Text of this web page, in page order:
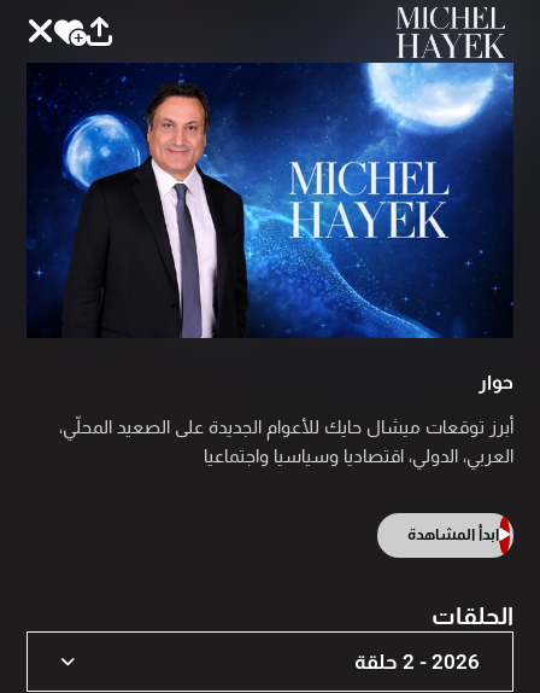
حوار
أبرز توقعات ميشال حايك للأعوام الجديدة على الصعيد المحلّي،
العربي، الدولي، اقتصاديا وسياسيا واجتماعيا
ابدأ المشاهدة
الحلقات
2026 - 2 حلقة